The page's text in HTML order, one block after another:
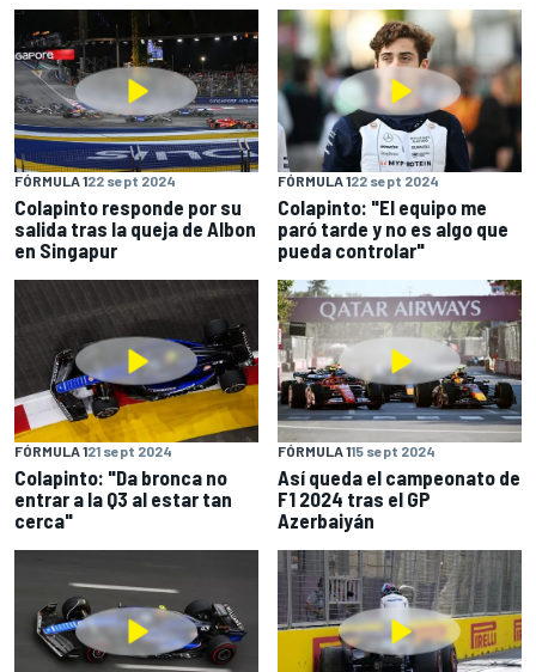
FÓRMULA 122 sept 2024
Colapinto responde por su
salida tras la queja de Albon
en Singapur
FÓRMULA 122 sept 2024
Colapinto: "El equipo me
paró tarde y no es algo que
pueda controlar"
FÓRMULA 121 sept 2024
Colapinto: "Da bronca no
entrar a la Q3 al estar tan
cerca"
FÓRMULA 115 sept 2024
Así queda el campeonato de
F1 2024 tras el GP
Azerbaiyán